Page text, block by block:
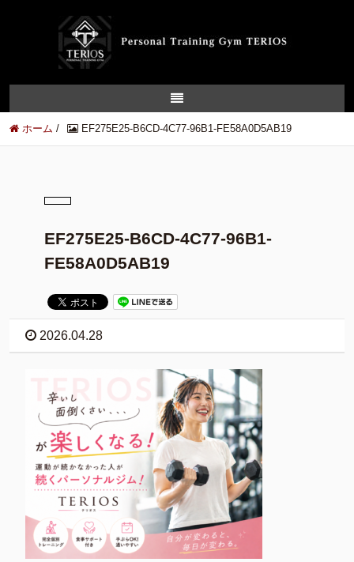
ホーム / EF275E25-B6CD-4C77-96B1-FE58A0D5AB19
EF275E25-B6CD-4C77-96B1-
FE58A0D5AB19
2026.04.28